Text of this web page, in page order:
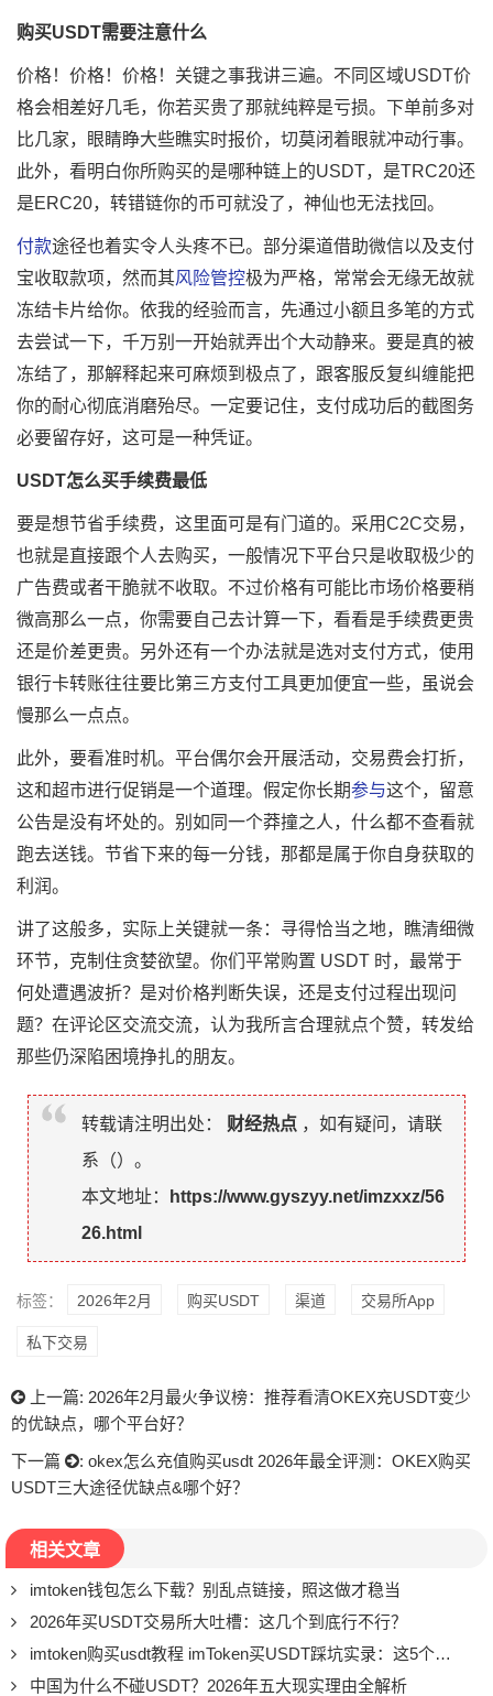
购买USDT需要注意什么
价格！价格！价格！关键之事我讲三遍。不同区域USDT价
格会相差好几毛，你若买贵了那就纯粹是亏损。下单前多对
比几家，眼睛睁大些瞧实时报价，切莫闭着眼就冲动行事。
此外，看明白你所购买的是哪种链上的USDT，是TRC20还
是ERC20，转错链你的币可就没了，神仙也无法找回。
付款途径也着实令人头疼不已。部分渠道借助微信以及支付
宝收取款项，然而其风险管控极为严格，常常会无缘无故就
冻结卡片给你。依我的经验而言，先通过小额且多笔的方式
去尝试一下，千万别一开始就弄出个大动静来。要是真的被
冻结了，那解释起来可麻烦到极点了，跟客服反复纠缠能把
你的耐心彻底消磨殆尽。一定要记住，支付成功后的截图务
必要留存好，这可是一种凭证。
USDT怎么买手续费最低
要是想节省手续费，这里面可是有门道的。采用C2C交易，
也就是直接跟个人去购买，一般情况下平台只是收取极少的
广告费或者干脆就不收取。不过价格有可能比市场价格要稍
微高那么一点，你需要自己去计算一下，看看是手续费更贵
还是价差更贵。另外还有一个办法就是选对支付方式，使用
银行卡转账往往要比第三方支付工具更加便宜一些，虽说会
慢那么一点点。
此外，要看准时机。平台偶尔会开展活动，交易费会打折，
这和超市进行促销是一个道理。假定你长期参与这个，留意
公告是没有坏处的。别如同一个莽撞之人，什么都不查看就
跑去送钱。节省下来的每一分钱，那都是属于你自身获取的
利润。
讲了这般多，实际上关键就一条：寻得恰当之地，瞧清细微
环节，克制住贪婪欲望。你们平常购置 USDT 时，最常于
何处遭遇波折？是对价格判断失误，还是支付过程出现问
题？在评论区交流交流，认为我所言合理就点个赞，转发给
那些仍深陷困境挣扎的朋友。
转载请注明出处： 财经热点 ，如有疑问，请联
系（）。
本文地址：
https://www.gyszyy.net/imzxxz/56
26.html
标签： 2026年2月 购买USDT 渠道 交易所App
私下交易
上一篇: 2026年2月最火争议榜：推荐看清OKEX充USDT变少
的优缺点，哪个平台好？
下一篇
: okex怎么充值购买usdt 2026年最全评测：OKEX购买
USDT三大途径优缺点&哪个好？
相关文章
imtoken钱包怎么下载？别乱点链接，照这做才稳当
2026年买USDT交易所大吐槽：这几个到底行不行？
imtoken购买usdt教程 imToken买USDT踩坑实录：这5个骚操作我劝你别学（2026版）
中国为什么不碰USDT？2026年五大现实理由全解析